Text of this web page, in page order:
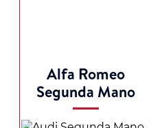
Alfa Romeo
Segunda Mano